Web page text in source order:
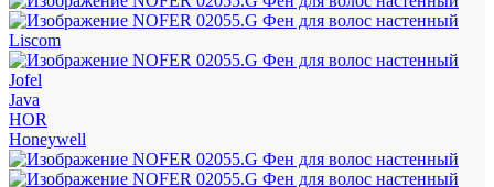
Liscom
Jofel
Java
HOR
Honeywell